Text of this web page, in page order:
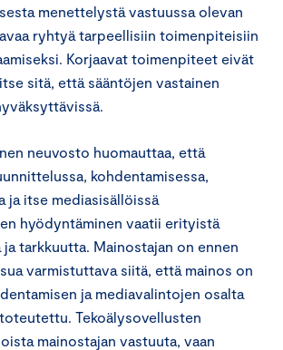
menettelystä vastuussa olevan
ryhtyä tarpeellisiin toimenpiteisiin
Korjaavat toimenpiteet eivät
sitä, että sääntöjen vastainen
neuvosto huomauttaa, että
kohdentamisessa,
ja itse mediasisällöissä
hyödyntäminen vaatii erityistä
tarkkuutta. Mainostajan on ennen
varmistuttava siitä, että mainos on
ja mediavalintojen osalta
Tekoälysovellusten
mainostajan vastuuta, vaan